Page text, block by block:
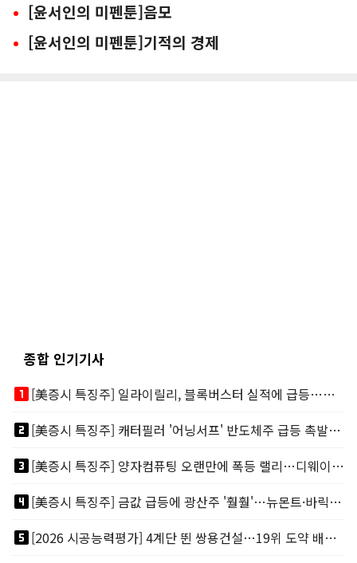
[윤서인의 미펜툰]음모
[윤서인의 미펜툰]기적의 경제
종합 인기기사
looks_one
[美증시 특징주] 일라이릴리, 블록버스터 실적에 급등…마운자로 매출 폭발
looks_two
[美증시 특징주] 캐터필러 '어닝서프' 반도체주 급등 촉발…"AI 데이터센터 건설 강력"
looks_3
[美증시 특징주] 양자컴퓨팅 오랜만에 폭등 랠리…디웨이브·아이온큐 주도
looks_4
[美증시 특징주] 금값 급등에 광산주 '훨훨'…뉴몬트·바릭마이닝 주도
looks_5
[2026 시공능력평가] 4계단 뛴 쌍용건설…19위 도약 배경엔 ‘재무체력’